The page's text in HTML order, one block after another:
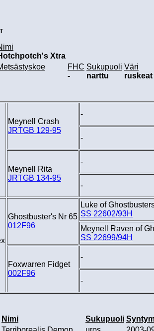
Xtra
FHC
-
Sukupuoli
narttu
Väri
Meynell Crash
JRTGB 129-95
-
-
Meynell Rita
JRTGB 134-95
-
-
Ghostbuster's Nr 65
012F96
Luke of
SS 22602/93H
Meynell Raven of
SS 22699/94H
Foxwarren Fidget
002F96
-
-
Nimi Sukupuoli